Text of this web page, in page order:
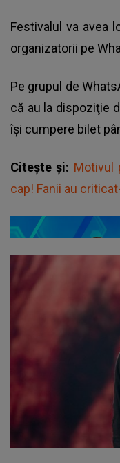
Festivalul va avea
organizatorii pe
Pe grupul de
că au la dispoziţie
îşi cumpere bilet
Citește și: Motivul
cap! Fanii au